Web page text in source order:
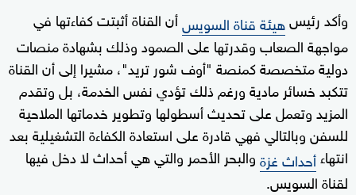
وأكد رئيسهيئة قناة السويسأن القناة أثبتت كفاءتها في
مواجهة الصعاب وقدرتها على الصمود وذلك بشهادة منصات
دولية متخصصة كمنصة "أوف شور تريد"، مشيرا إلى أن القناة
تتكبد خسائر مادية ورغم ذلك تؤدي نفس الخدمة، بل وتقدم
المزيد وتعمل على تحديث أسطولها وتطوير خدماتها الملاحية
للسفن وبالتالي فهي قادرة على استعادة الكفاءة التشغيلية بعد
انتهاءأحداث غزةوالبحر الأحمر والتي هي أحداث لا دخل فيها
لقناة السويس.